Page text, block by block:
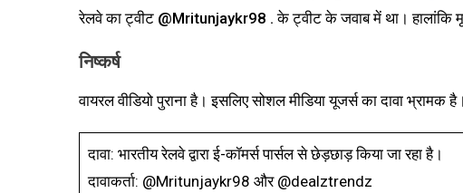
रेलवे का ट्वीट @Mritunjaykr98 . के ट्वीट के जवाब में था। हालांकि
निष्कर्ष
वायरल वीडियो पुराना है। इसलिए सोशल मीडिया यूजर्स का दावा भ्रामक है।
दावा: भारतीय रेलवे द्वारा ई-कॉमर्स पार्सल से छेड़छाड़ किया जा रहा है।
दावाकर्ता: @Mritunjaykr98 और @dealztrendz